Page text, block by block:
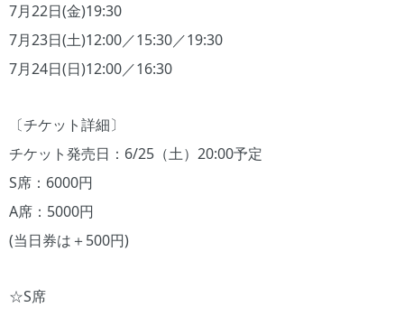
7月22日(金)19:30
7月23日(土)12:00／15:30／19:30
7月24日(日)12:00／16:30
〔チケット詳細〕
チケット発売日：6/25（土）20:00予定
S席：6000円
A席：5000円
(当日券は＋500円)
☆S席